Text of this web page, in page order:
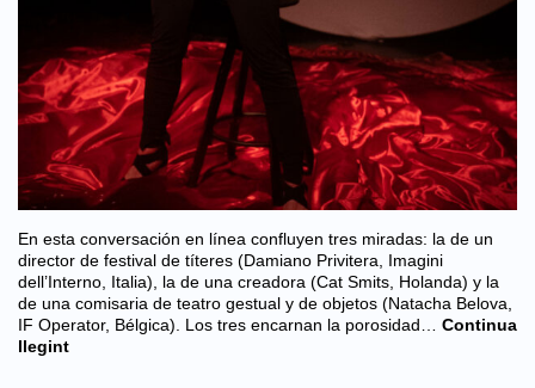
En esta conversación en línea confluyen tres miradas: la de un
director de festival de títeres (Damiano Privitera, Imagini
dell’Interno, Italia), la de una creadora (Cat Smits, Holanda) y la
de una comisaria de teatro gestual y de objetos (Natacha Belova,
IF Operator, Bélgica). Los tres encarnan la porosidad…
Continua
llegint